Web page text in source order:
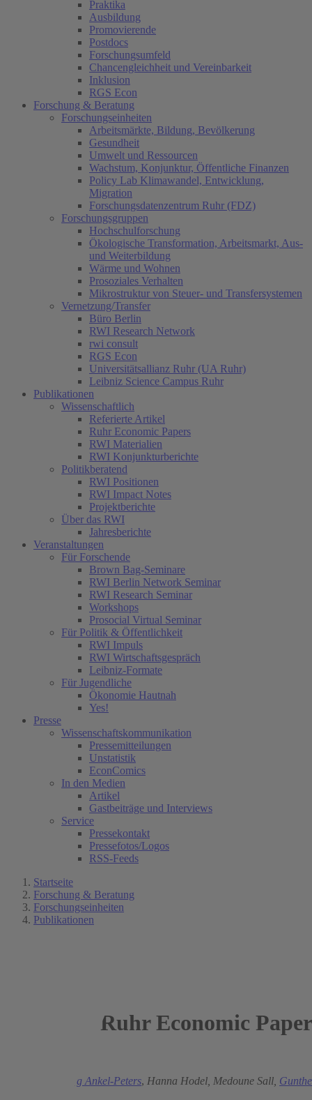
Praktika
Ausbildung
Promovierende
Postdocs
Forschungsumfeld
Chancengleichheit und Vereinbarkeit
Inklusion
RGS Econ
Forschung & Beratung
Forschungseinheiten
Arbeitsmärkte, Bildung, Bevölkerung
Gesundheit
Umwelt und Ressourcen
Wachstum, Konjunktur, Öffentliche Finanzen
Policy Lab Klimawandel, Entwicklung,
Migration
Forschungsdatenzentrum Ruhr (FDZ)
Forschungsgruppen
Hochschulforschung
Ökologische Transformation, Arbeitsmarkt, Aus-
und Weiterbildung
Wärme und Wohnen
Prosoziales Verhalten
Mikrostruktur von Steuer- und Transfersystemen
Vernetzung/Transfer
Büro Berlin
RWI Research Network
rwi consult
RGS Econ
Universitätsallianz Ruhr (UA Ruhr)
Leibniz Science Campus Ruhr
Publikationen
Wissenschaftlich
Referierte Artikel
Ruhr Economic Papers
RWI Materialien
RWI Konjunkturberichte
Politikberatend
RWI Positionen
RWI Impact Notes
Projektberichte
Über das RWI
Jahresberichte
Veranstaltungen
Für Forschende
Brown Bag-Seminare
RWI Berlin Network Seminar
RWI Research Seminar
Workshops
Prosocial Virtual Seminar
Für Politik & Öffentlichkeit
RWI Impuls
RWI Wirtschaftsgespräch
Leibniz-Formate
Für Jugendliche
Ökonomie Hautnah
Yes!
Presse
Wissenschaftskommunikation
Pressemitteilungen
Unstatistik
EconComics
In den Medien
Artikel
Gastbeiträge und Interviews
Service
Pressekontakt
Pressefotos/Logos
RSS-Feeds
Startseite
Forschung & Beratung
Forschungseinheiten
Publikationen
Ruhr Economic
Jörg Ankel-Peters, Hanna Hodel, Medoune Sall,